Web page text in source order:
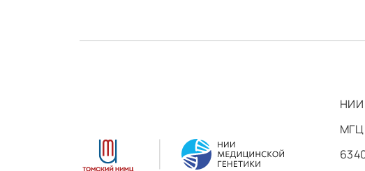
НИИ
МГЦ